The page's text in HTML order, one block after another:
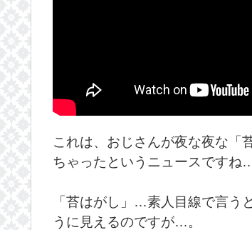
これは、おじさんが夜な夜な「
ちゃったというニュースですね…
「苔はがし」…素人目線で言う
うに見えるのですが…。